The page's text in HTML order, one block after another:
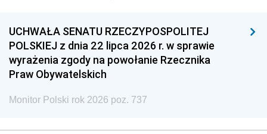
UCHWAŁA SENATU RZECZYPOSPOLITEJ
POLSKIEJ z dnia 22 lipca 2026 r. w sprawie
wyrażenia zgody na powołanie Rzecznika
Praw Obywatelskich
Monitor Polski rok 2026 poz. 737